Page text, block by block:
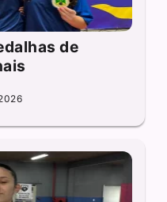
de